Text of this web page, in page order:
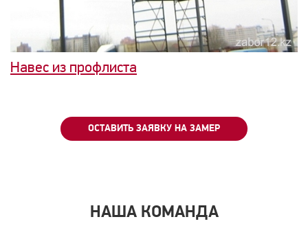
Навес из профлиста
ОСТАВИТЬ ЗАЯВКУ НА ЗАМЕР
НАША КОМАНДА